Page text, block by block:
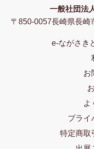
一般社団法
〒850-0057長崎県長崎
e-ながさき
お
よ
プライ
特定商取